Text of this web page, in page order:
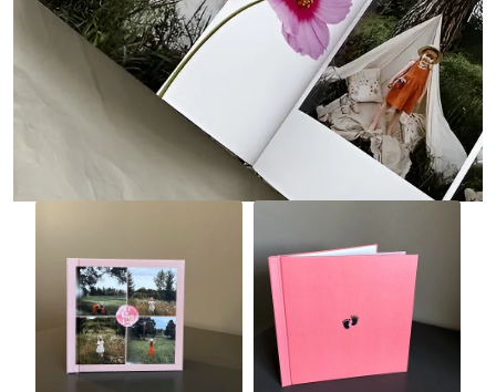
• Без декора
• Выбор цвета фона
• Загрузка фото и текста
• Декор в стиле
акварельных красок
• Выбор цвета фона
• Загрузка фото и текста